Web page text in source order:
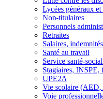
Lycées généraux
Non-titulaires
Personnels
Retraites
Salaires,
Santé au travail
Service santé-
Stagiaires, INSPE,
UPE2A
Vie scolaire (AED,
Voie